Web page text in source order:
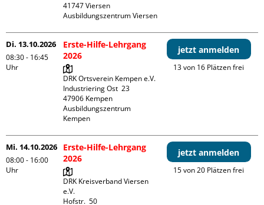
41747 Viersen
Ausbildungszentrum Viersen
Di. 13.10.2026
08:30 - 16:45
Uhr
Erste-Hilfe-Lehrgang
2026
DRK Ortsverein Kempen e.V.
Industriering Ost  23
47906 Kempen
Ausbildungszentrum
Kempen
jetzt anmelden
13 von 16 Plätzen frei
Mi. 14.10.2026
08:00 - 16:00
Uhr
Erste-Hilfe-Lehrgang
2026
DRK Kreisverband Viersen
e.V.
Hofstr.  50
jetzt anmelden
15 von 20 Plätzen frei